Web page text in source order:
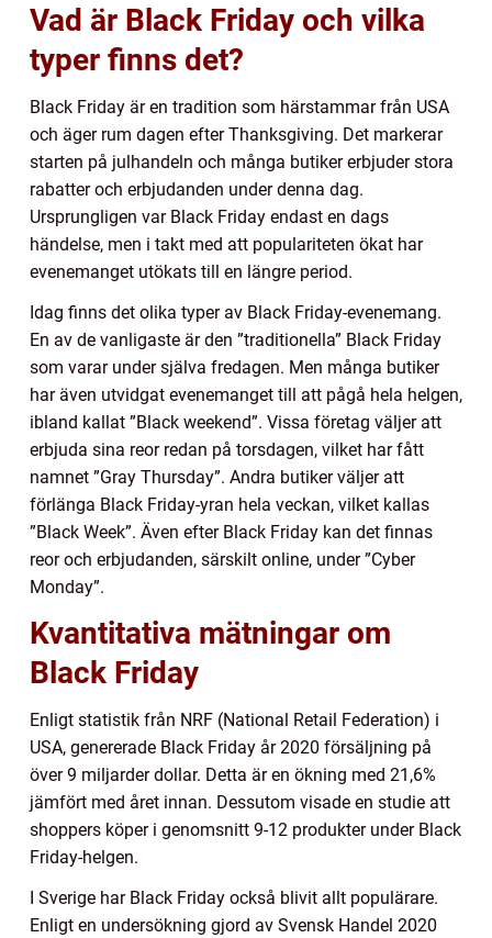
Vad är Black Friday och vilka
typer finns det?
Black Friday är en tradition som härstammar från USA
och äger rum dagen efter Thanksgiving. Det markerar
starten på julhandeln och många butiker erbjuder stora
rabatter och erbjudanden under denna dag.
Ursprungligen var Black Friday endast en dags
händelse, men i takt med att populariteten ökat har
evenemanget utökats till en längre period.
Idag finns det olika typer av Black Friday-evenemang.
En av de vanligaste är den ”traditionella” Black Friday
som varar under själva fredagen. Men många butiker
har även utvidgat evenemanget till att pågå hela helgen,
ibland kallat ”Black weekend”. Vissa företag väljer att
erbjuda sina reor redan på torsdagen, vilket har fått
namnet ”Gray Thursday”. Andra butiker väljer att
förlänga Black Friday-yran hela veckan, vilket kallas
”Black Week”. Även efter Black Friday kan det finnas
reor och erbjudanden, särskilt online, under ”Cyber
Monday”.
Kvantitativa mätningar om
Black Friday
Enligt statistik från NRF (National Retail Federation) i
USA, genererade Black Friday år 2020 försäljning på
över 9 miljarder dollar. Detta är en ökning med 21,6%
jämfört med året innan. Dessutom visade en studie att
shoppers köper i genomsnitt 9-12 produkter under Black
Friday-helgen.
I Sverige har Black Friday också blivit allt populärare.
Enligt en undersökning gjord av Svensk Handel 2020